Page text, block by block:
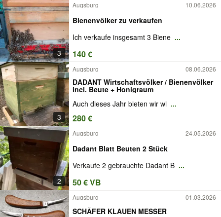
3
Augsburg 10.06.2026
Bienenvölker zu verkaufen
Ich verkaufe insgesamt 3 Biene ...
140 €
3
Augsburg 08.06.2026
DADANT Wirtschaftsvölker / Bienenvölker
incl. Beute + Honigraum
Auch dieses Jahr bieten wir wi ...
280 €
2
Augsburg 24.05.2026
Dadant Blatt Beuten 2 Stück
Verkaufe 2 gebrauchte Dadant B ...
50 € VB
Augsburg 01.03.2026
SCHÄFER KLAUEN MESSER